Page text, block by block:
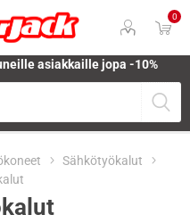
0
asiakkaille jopa -10%
Sähkötyökalut